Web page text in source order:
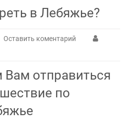
в Лебяжье?
Оставить коментарий
Вам отправиться
по